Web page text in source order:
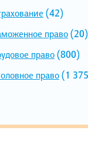
(42)
право(20)
право(800)
право(1